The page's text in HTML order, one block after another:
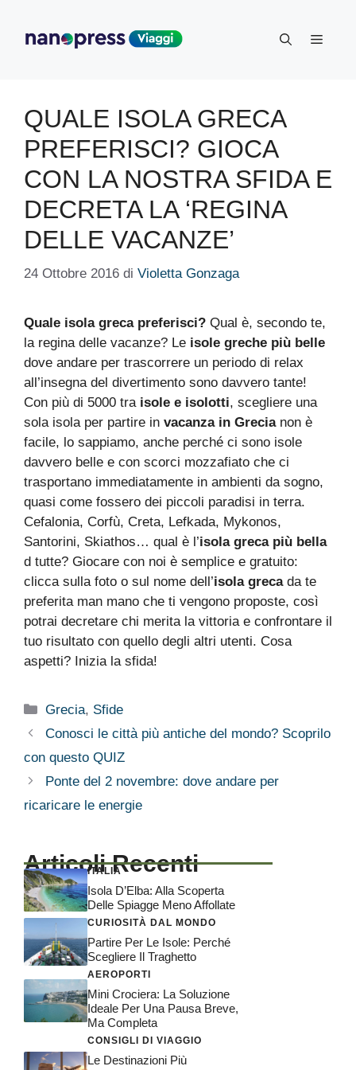
contenuto
Menu
QUALE ISOLA GRECA
PREFERISCI? GIOCA
CON LA NOSTRA SFIDA E
DECRETA LA ‘REGINA
DELLE VACANZE’
24 Ottobre 2016 di Violetta Gonzaga
Quale isola greca preferisci? Qual è, secondo te,
la regina delle vacanze? Le isole greche più belle
dove andare per trascorrere un periodo di relax
all’insegna del divertimento sono davvero tante!
Con più di 5000 tra isole e isolotti, scegliere una
sola isola per partire in vacanza in Grecianon è
facile, lo sappiamo, anche perché ci sono isole
davvero belle e con scorci mozzafiato che ci
trasportano immediatamente in ambienti da sogno,
quasi come fossero dei piccoli paradisi in terra.
Cefalonia, Corfù, Creta, Lefkada, Mykonos,
Santorini, Skiathos… qual è l’isola greca più bella
d tutte? Giocare con noi è semplice e gratuito:
clicca sulla foto o sul nome dell’isola grecada te
preferita man mano che ti vengono proposte, così
potrai decretare chi merita la vittoria e confrontare il
tuo risultato con quello degli altri utenti. Cosa
aspetti? Inizia la sfida!
Categorie
Grecia, Sfide
Conosci le città più antiche del mondo? Scoprilo
con questo QUIZ
Ponte del 2 novembre: dove andare per
ricaricare le energie
Articoli Recenti
ITALIA
Isola D’Elba: Alla Scoperta
Delle Spiagge Meno Affollate
CURIOSITÀ DAL MONDO
Partire Per Le Isole: Perché
Scegliere Il Traghetto
AEROPORTI
Mini Crociera: La Soluzione
Ideale Per Una Pausa Breve,
Ma Completa
CONSIGLI DI VIAGGIO
Le Destinazioni Più